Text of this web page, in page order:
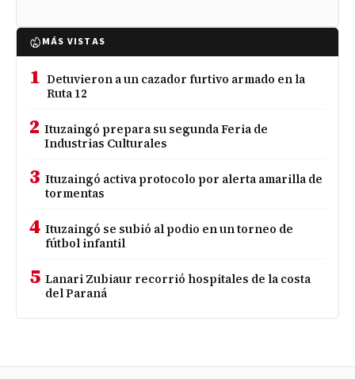
MÁS VISTAS
1 Detuvieron a un cazador furtivo armado en la
Ruta 12
2 Ituzaingó prepara su segunda Feria de
Industrias Culturales
3 Ituzaingó activa protocolo por alerta amarilla de
tormentas
4 Ituzaingó se subió al podio en un torneo de
fútbol infantil
5 Lanari Zubiaur recorrió hospitales de la costa
del Paraná